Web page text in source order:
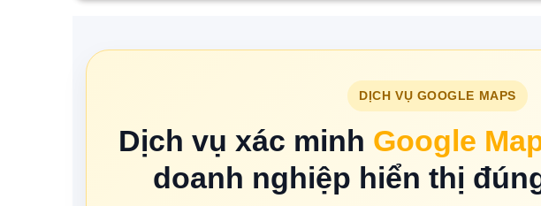
DỊCH VỤ GOOGLE MAPS
Dịch vụ xác minh Google
doanh nghiệp hiển thị